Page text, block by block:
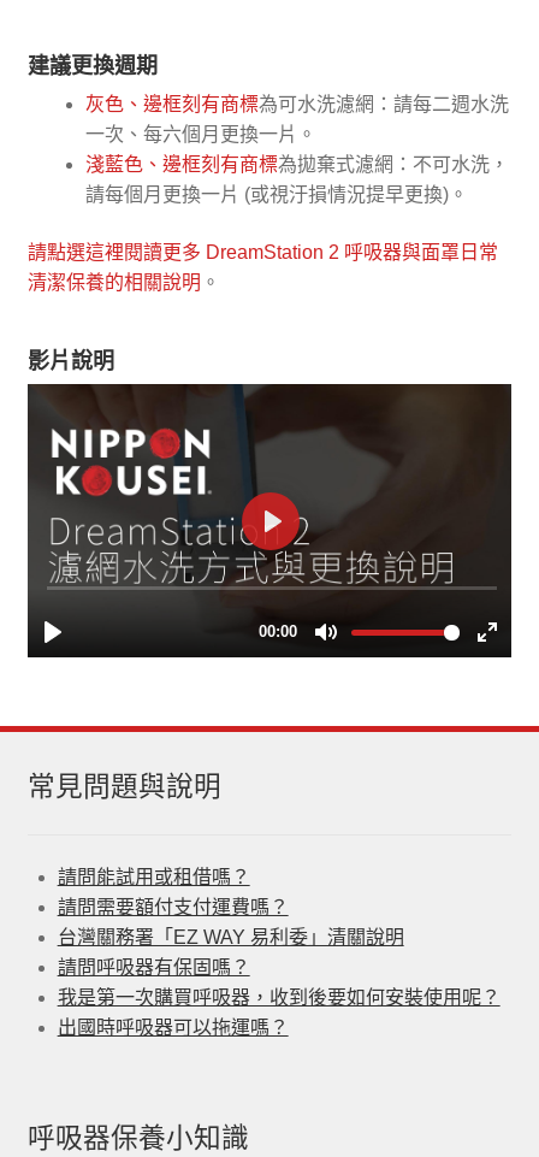
網
(免
運
數
建議更換週期
灰色、邊框刻有商標為可水洗濾網：請每二週水洗
一次、每六個月更換一片。
淺藍色、邊框刻有商標為拋棄式濾網：不可水洗，
請每個月更換一片 (或視汙損情況提早更換)。
請點選這裡閱讀更多 DreamStation 2 呼吸器與面罩日常
清潔保養的相關說明 。
影片說明
常見問題與說明
請問能試用或租借嗎？
請問需要額付支付運費嗎？
台灣關務署「EZ WAY 易利委」清關說明
請問呼吸器有保固嗎？
我是第一次購買呼吸器，收到後要如何安裝使用呢？
出國時呼吸器可以拖運嗎？
呼吸器保養小知識